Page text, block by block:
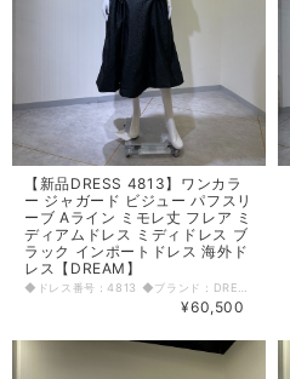
【新品DRESS 4813】ワンカラ
ー ジャガード ビジュー パフスリ
ーブ Aライン ミモレ丈 フレア ミ
ディアムドレス ミディドレス ブ
ラック インポートドレス 海外ド
レス【DREAM】
◆ドレス番号：4813 ◆ブランド：DREAM ◆サイズ：XS ◆カラー：ブラック ※平置きサイズ寸法 着丈：119cm 肩幅：29.5cm バスト：39cm ウエスト：35cm ヒップ： 52cm アームホール：24.5cm 袖丈：25cm 原産国：中国 素材：ポリエステル100% 〈生地感〉 ＝＝＝＝＝＝＝＝＝＝＝＝＝＝＝＝ 伸縮性：なし 厚み：普通 裏地：あり 透け感：あり ＝＝＝＝＝＝＝＝＝＝＝＝＝＝＝＝ その他 背中ファスナー ◆マネキンサイズ 本体（H） 178cm バスト 78cm ウエスト 59cm ヒップ 87cm
¥60,500